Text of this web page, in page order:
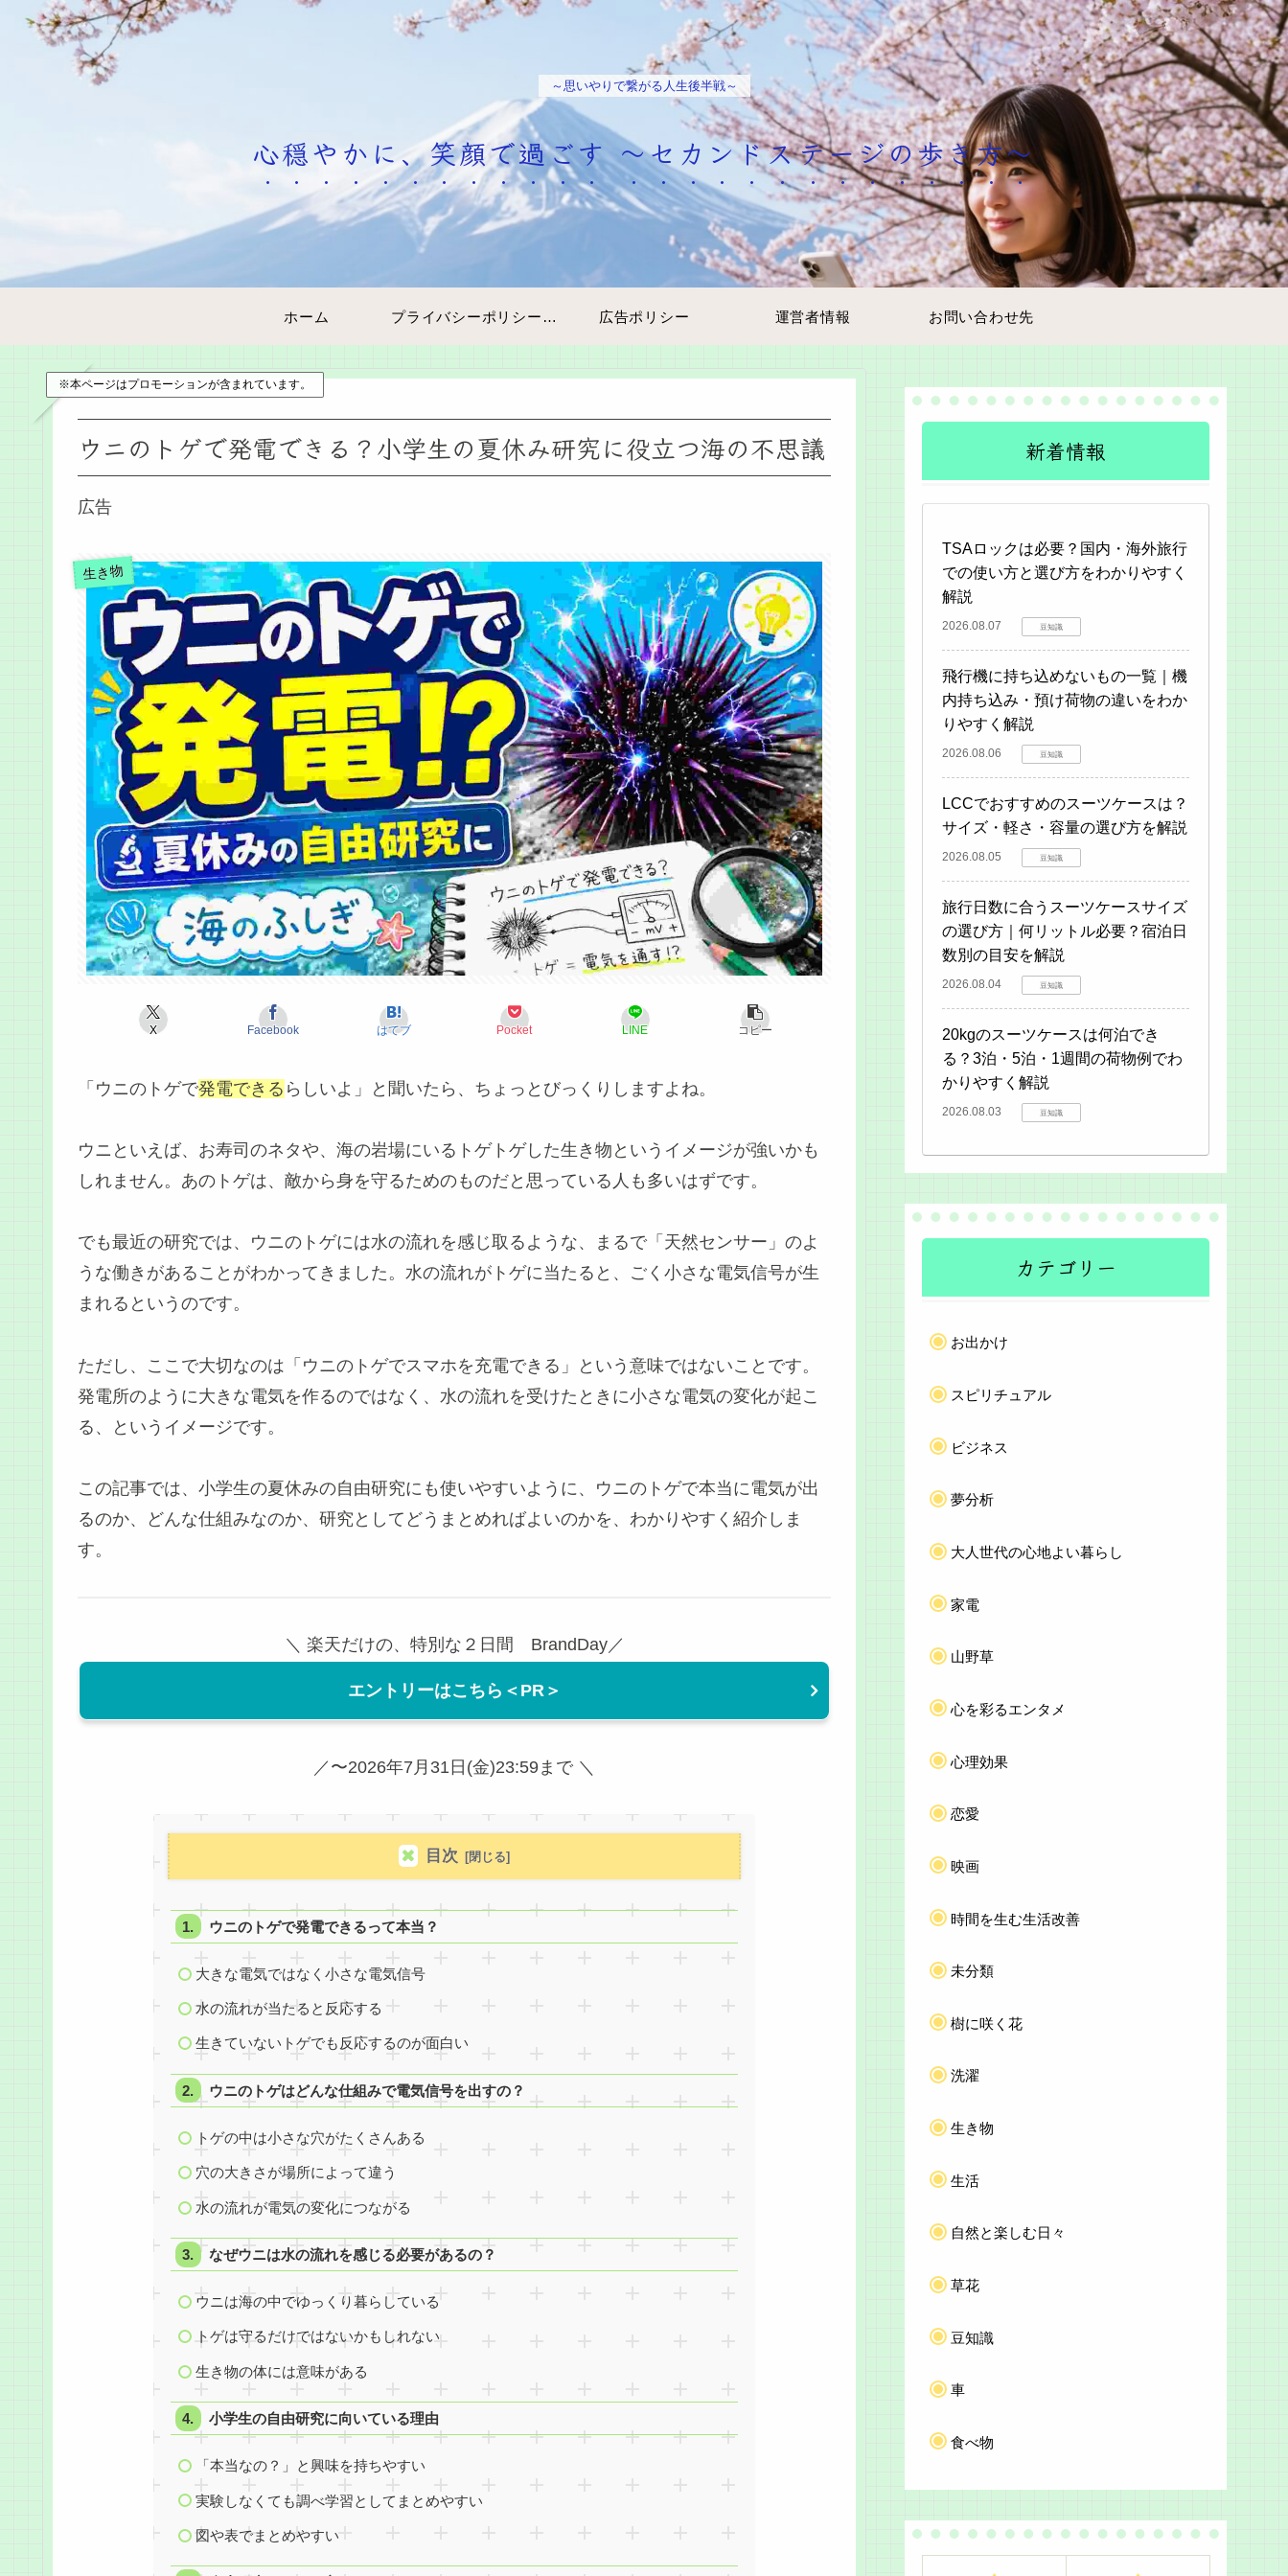
～思いやりで繋がる人生後半戦～
心穏やかに、笑顔で過ごす ～セカンドステージの歩き方～
ホーム プライバシーポリシー・免責事項 広告ポリシー 運営者情報 お問い合わせ先
※本ページはプロモーションが含まれています。
ウニのトゲで発電できる？小学生の夏休み研究に役立つ海の不思議
広告
生き物
X Facebook はてブ Pocket LINE コピー
「ウニのトゲで発電できる らしいよ」と聞いたら、ちょっとびっくりしますよね。
ウニといえば、お寿司のネタや、海の岩場にいるトゲトゲした生き物というイメージが強いかも
しれません。あのトゲは、敵から身を守るためのものだと思っている人も多いはずです。
でも最近の研究では、ウニのトゲには水の流れを感じ取るような、まるで「天然センサー」のよ
うな働きがあることがわかってきました。水の流れがトゲに当たると、ごく小さな電気信号が生
まれるというのです。
ただし、ここで大切なのは「ウニのトゲでスマホを充電できる」という意味ではないことです。
発電所のように大きな電気を作るのではなく、水の流れを受けたときに小さな電気の変化が起こ
る、というイメージです。
この記事では、小学生の夏休みの自由研究にも使いやすいように、ウニのトゲで本当に電気が出
るのか、どんな仕組みなのか、研究としてどうまとめればよいのかを、わかりやすく紹介しま
す。
＼ 楽天だけの、特別な２日間 BrandDay／
エントリーはこちら＜PR＞
／〜2026年7月31日(金)23:59まで ＼
目次
ウニのトゲで発電できるって本当？
大きな電気ではなく小さな電気信号
水の流れが当たると反応する
生きていないトゲでも反応するのが面白い
ウニのトゲはどんな仕組みで電気信号を出すの？
トゲの中は小さな穴がたくさんある
穴の大きさが場所によって違う
水の流れが電気の変化につながる
なぜウニは水の流れを感じる必要があるの？
ウニは海の中でゆっくり暮らしている
トゲは守るだけではないかもしれない
生き物の体には意味がある
小学生の自由研究に向いている理由
「本当なの？」と興味を持ちやすい
実験しなくても調べ学習としてまとめやすい
図や表でまとめやすい
新着情報
TSAロックは必要？国内・海外旅行
での使い方と選び方をわかりやすく
解説
2026.08.07 豆知識
飛行機に持ち込めないもの一覧｜機
内持ち込み・預け荷物の違いをわか
りやすく解説
2026.08.06 豆知識
LCCでおすすめのスーツケースは？
サイズ・軽さ・容量の選び方を解説
2026.08.05 豆知識
旅行日数に合うスーツケースサイズ
の選び方｜何リットル必要？宿泊日
数別の目安を解説
2026.08.04 豆知識
20kgのスーツケースは何泊でき
る？3泊・5泊・1週間の荷物例でわ
かりやすく解説
2026.08.03 豆知識
カテゴリー
お出かけ
スピリチュアル
ビジネス
夢分析
大人世代の心地よい暮らし
家電
山野草
心を彩るエンタメ
心理効果
恋愛
映画
時間を生む生活改善
未分類
樹に咲く花
洗濯
生き物
生活
自然と楽しむ日々
草花
豆知識
車
食べ物